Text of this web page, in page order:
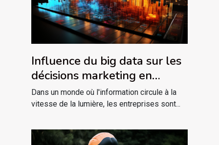
Influence du big data sur les
décisions marketing en
temps réel
Dans un monde où l'information circule à la
vitesse de la lumière, les entreprises sont...